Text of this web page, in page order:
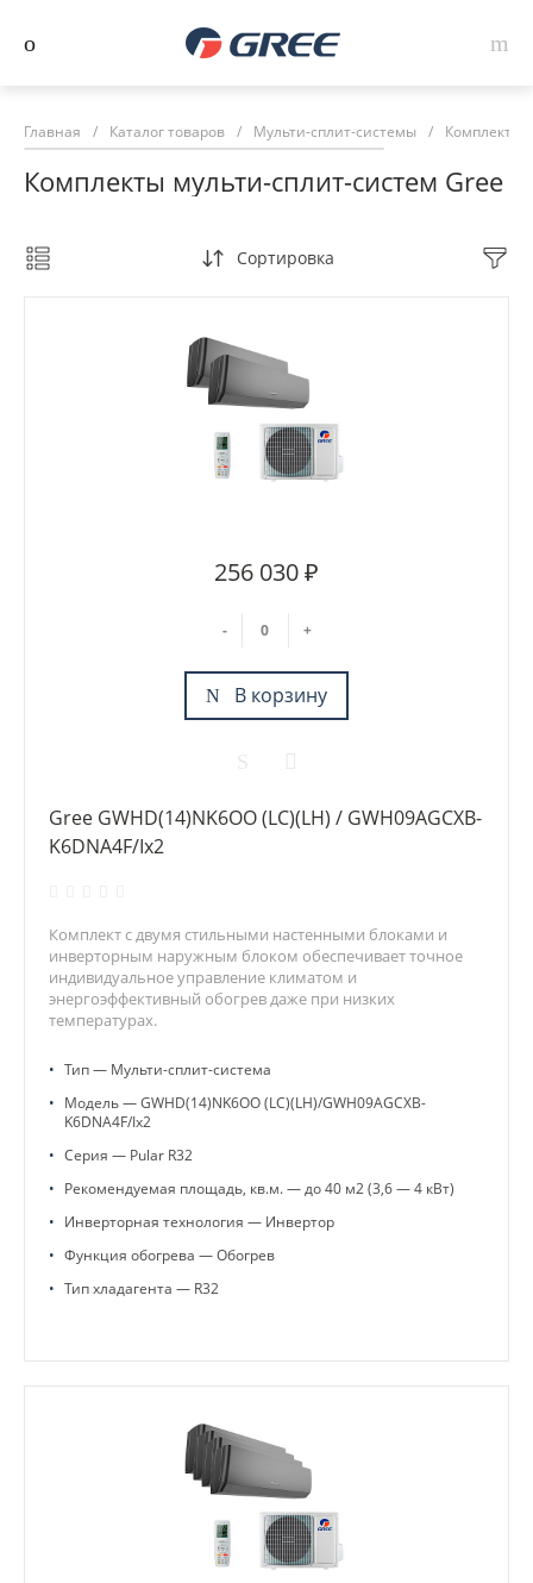
Главная / Каталог товаров / Мульти-сплит-системы / Комплекты
Комплекты мульти-сплит-систем Gree
Сортировка
256 030 ₽
- +
В корзину
Gree GWHD(14)NK6OO (LC)(LH) / GWH09AGCXB-
K6DNA4F/Ix2
Комплект с двумя стильными настенными блоками и
инверторным наружным блоком обеспечивает точное
индивидуальное управление климатом и
энергоэффективный обогрев даже при низких
температурах.
• Тип — Мульти-сплит-система
• Модель — GWHD(14)NK6OO (LC)(LH)/GWH09AGCXB-
K6DNA4F/Ix2
• Серия — Pular R32
• Рекомендуемая площадь, кв.м. — до 40 м2 (3,6 — 4 кВт)
• Инверторная технология — Инвертор
• Функция обогрева — Обогрев
• Тип хладагента — R32